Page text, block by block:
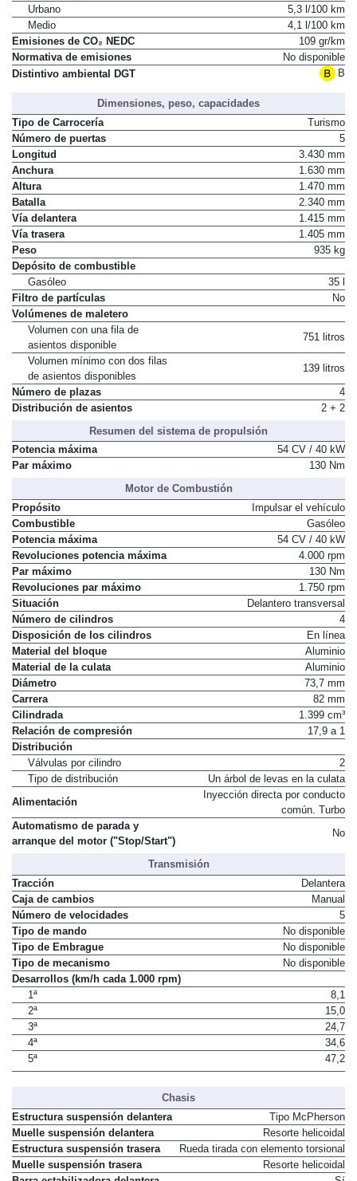
Urbano
5,3 l/100 km
Medio
4,1 l/100 km
Emisiones de CO₂ NEDC
109 gr/km
Normativa de emisiones
No disponible
Distintivo ambiental DGT
B
Dimensiones, peso, capacidades
Tipo de Carrocería
Turismo
Número de puertas
5
Longitud
3.430 mm
Anchura
1.630 mm
Altura
1.470 mm
Batalla
2.340 mm
Vía delantera
1.415 mm
Vía trasera
1.405 mm
Peso
935 kg
Depósito de combustible
Gasóleo
35 l
Filtro de partículas
No
Volúmenes de maletero
Volumen con una fila de
asientos disponible
751 litros
Volumen mínimo con dos filas
de asientos disponibles
139 litros
Número de plazas
4
Distribución de asientos
2 + 2
Resumen del sistema de propulsión
Potencia máxima
54 CV / 40 kW
Par máximo
130 Nm
Motor de Combustión
Propósito
Impulsar el vehículo
Combustible
Gasóleo
Potencia máxima
54 CV / 40 kW
Revoluciones potencia máxima
4.000 rpm
Par máximo
130 Nm
Revoluciones par máximo
1.750 rpm
Situación
Delantero transversal
Número de cilindros
4
Disposición de los cilindros
En línea
Material del bloque
Aluminio
Material de la culata
Aluminio
Diámetro
73,7 mm
Carrera
82 mm
Cilindrada
1.399 cm³
Relación de compresión
17,9 a 1
Distribución
Válvulas por cilindro
2
Tipo de distribución
Un árbol de levas en la culata
Alimentación
Inyección directa por conducto
común. Turbo
Automatismo de parada y
arranque del motor ("Stop/Start")
No
Transmisión
Tracción
Delantera
Caja de cambios
Manual
Número de velocidades
5
Tipo de mando
No disponible
Tipo de Embrague
No disponible
Tipo de mecanismo
No disponible
Desarrollos (km/h cada 1.000 rpm)
1ª
8,1
2ª
15,0
3ª
24,7
4ª
34,6
5ª
47,2
Chasis
Estructura suspensión delantera
Tipo McPherson
Muelle suspensión delantera
Resorte helicoidal
Estructura suspensión trasera
Rueda tirada con elemento torsional
Muelle suspensión trasera
Resorte helicoidal